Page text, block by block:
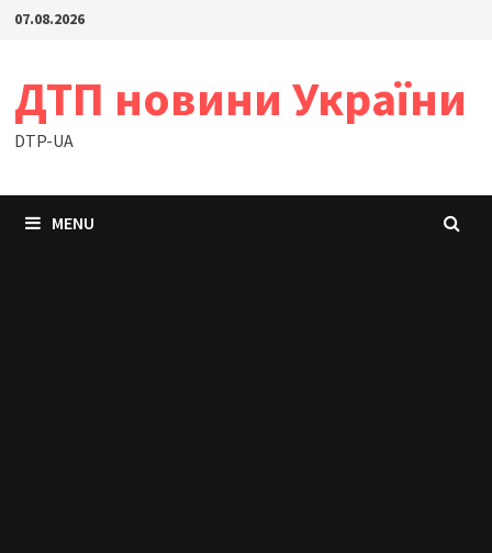
Skip07.08.2026
ДТП новини України
DTP-UA
MENU